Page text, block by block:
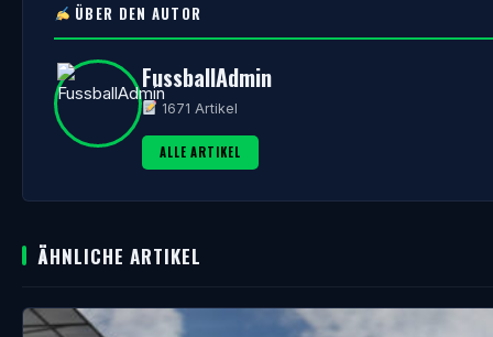
ÜBER DEN AUTOR
FussballAdmin
1671 Artikel
ALLE ARTIKEL
ÄHNLICHE ARTIKEL